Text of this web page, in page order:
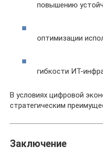
повышению
оптимизации
гибкости ИТ-
В условиях цифровой
стратегическим
Заключение